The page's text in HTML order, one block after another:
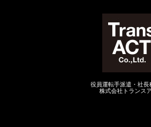
役員運転手派遣・社長
株式会社トランス